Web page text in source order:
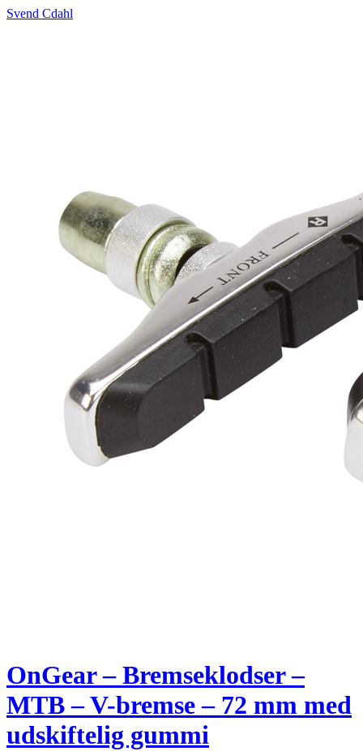
Svend Cdahl
OnGear – Bremseklodser –
MTB – V-bremse – 72 mm med
udskiftelig gummi